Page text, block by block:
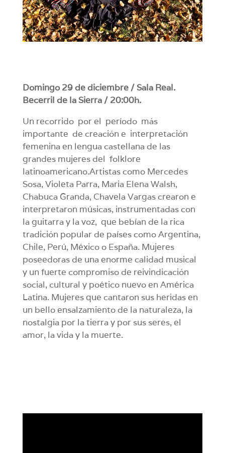
Domingo 29 de diciembre / Sala Real.
Becerril de la Sierra / 20:00h.
Un recorrido por el período más
importante de creación e interpretación
femenina en lengua castellana de las
grandes mujeres del folklore
latinoamericano.Artistas como Mercedes
Sosa, Violeta Parra, Maria Elena Walsh,
Chabuca Granda, Chavela Vargas crearon e
interpretaron músicas, instrumentadas con
la guitarra y la voz, que bebían de la rica
tradición popular de países como Argentina,
Chile, Perú, México o España. Mujeres
poseedoras de una enorme calidad musical
y un fuerte compromiso de reivindicación
social, cultural y poético nuevo en América
Latina. Mujeres que cantaron sus heridas en
un bello ensalzamiento de la naturaleza, la
nostalgia por la tierra y por sus seres, el
amor, la vida y la muerte.